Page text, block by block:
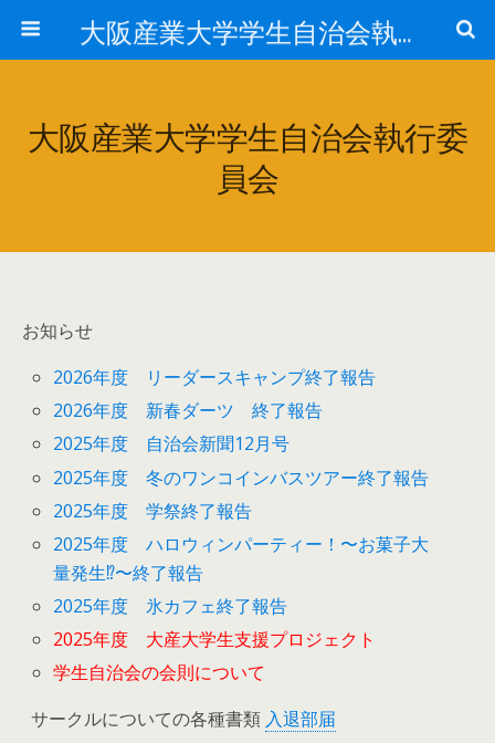
大阪産業大学学生自治会執行委員会
大阪産業大学学生自治会執行委
員会
お知らせ
2026年度 リーダースキャンプ終了報告
2026年度 新春ダーツ 終了報告
2025年度 自治会新聞12月号
2025年度 冬のワンコインバスツアー終了報告
2025年度 学祭終了報告
2025年度 ハロウィンパーティー！〜お菓子大
量発生⁉︎〜終了報告
2025年度 氷カフェ終了報告
2025年度 大産大学生支援プロジェクト
学生自治会の会則について
サークルについての各種書類 入退部届